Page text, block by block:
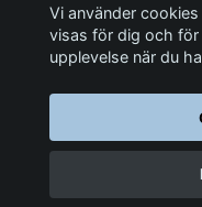
Sociala medier
©
Vi använder
visas för dig och
upplevelse när du